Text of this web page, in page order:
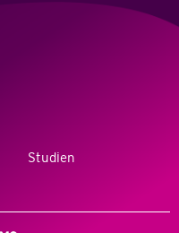
Studien